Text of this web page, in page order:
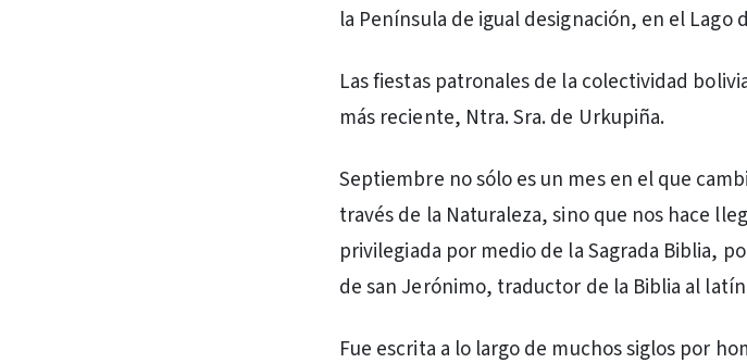
la Península de igual designación, en el Lago
Las fiestas patronales de la colectividad
más reciente, Ntra. Sra. de Urkupiña.
Septiembre no sólo es un mes en el que
través de la Naturaleza, sino que nos hace
privilegiada por medio de la Sagrada Biblia,
de san Jerónimo, traductor de la Biblia al
Fue escrita a lo largo de muchos siglos por